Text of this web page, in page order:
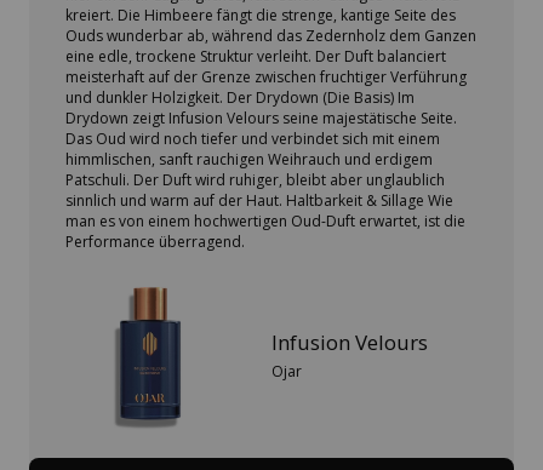
kreiert. Die Himbeere fängt die strenge, kantige Seite des
Ouds wunderbar ab, während das Zedernholz dem Ganzen
eine edle, trockene Struktur verleiht. Der Duft balanciert
meisterhaft auf der Grenze zwischen fruchtiger Verführung
und dunkler Holzigkeit. Der Drydown (Die Basis) Im
Drydown zeigt Infusion Velours seine majestätische Seite.
Das Oud wird noch tiefer und verbindet sich mit einem
himmlischen, sanft rauchigen Weihrauch und erdigem
Patschuli. Der Duft wird ruhiger, bleibt aber unglaublich
sinnlich und warm auf der Haut. Haltbarkeit & Sillage Wie
man es von einem hochwertigen Oud-Duft erwartet, ist die
Performance überragend.
Infusion Velours
Ojar